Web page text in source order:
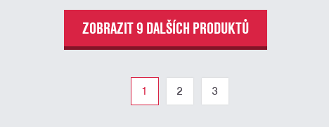
ZOBRAZIT 9 DALŠÍCH PRODUKTŮ
1 2 3